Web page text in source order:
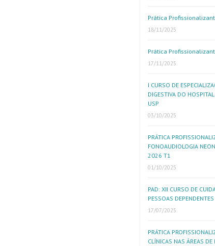
Prática
18/11/2025
Prática
17/11/2025
I CURSO DE
DIGESTIVA DO
USP
03/10/2025
PRÁTICA
FONOAUDIOLOGIA
2026 T1
01/10/2025
PAD: XII CURSO DE
PESSOAS DEPENDENTES
17/07/2025
PRÁTICA
CLÍNICAS NAS ÁREAS DE